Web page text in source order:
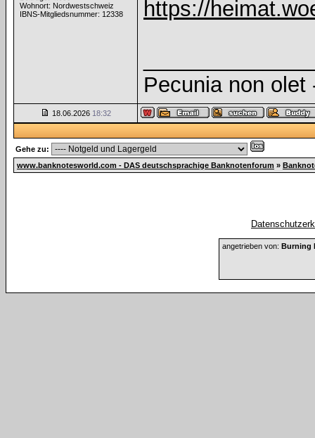
Wohnort: Nordwestschweiz
IBNS-Mitgliedsnummer: 12338
https://
Pecunia non
18.06.2026 18:32
Gehe zu:
www.banknotesworld.com - DAS deutschsprachige Banknotenforum »
angetrieben von: Burning